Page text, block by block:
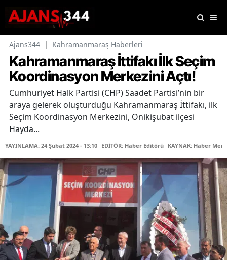
Ajans344 | Kahramanmaraş Haberleri
Kahramanmaraş İttifakı İlk Seçim
Koordinasyon Merkezini Açtı!
Cumhuriyet Halk Partisi (CHP) Saadet Partisi’nin bir
araya gelerek oluşturduğu Kahramanmaraş İttifakı, ilk
Seçim Koordinasyon Merkezini, Onikişubat ilçesi
Hayda...
YAYINLAMA: 24 Şubat 2024 - 13:10 EDİTÖR: Haber Editörü KAYNAK: Haber